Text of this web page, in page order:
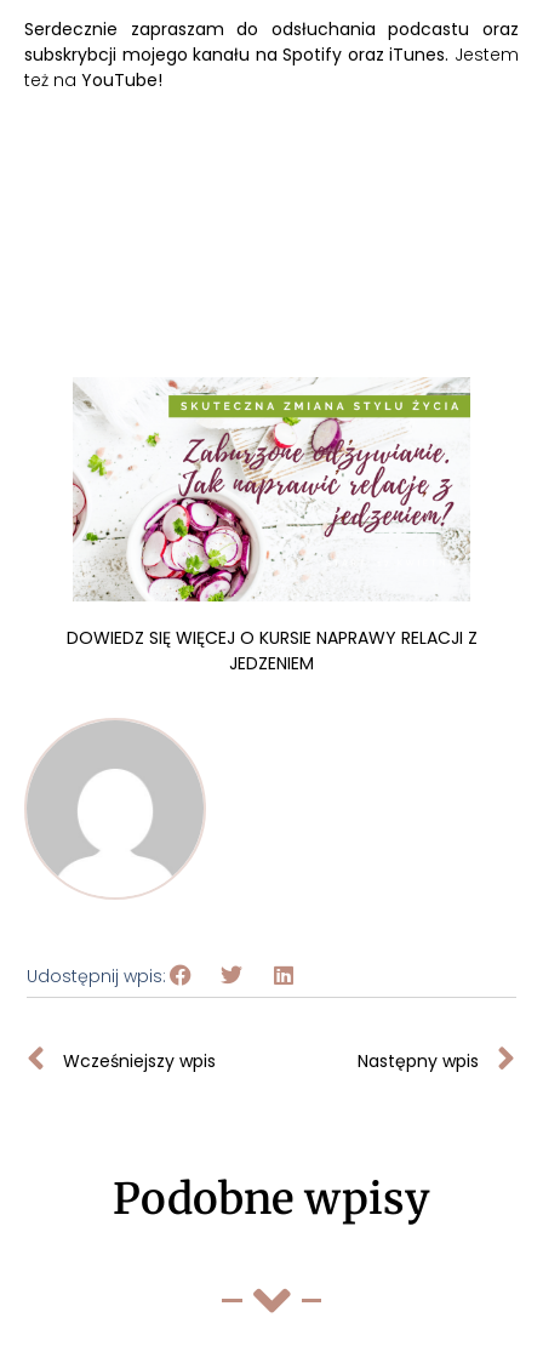
Serdecznie zapraszam do odsłuchania podcastu oraz
subskrybcji mojego kanału naSpotify oraziTunes. Jestem
też na YouTube!
DOWIEDZ SIĘ WIĘCEJ O KURSIE NAPRAWY RELACJI Z
JEDZENIEM
Udostępnij wpis:
Wcześniejszy wpis Następny wpis
Podobne wpisy